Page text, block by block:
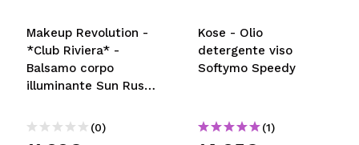
Makeup Revolution -
*Club Riviera* -
Balsamo corpo
illuminante Sun Rush -
(0)
Kose - Olio
detergente viso
Softymo Speedy
(1)